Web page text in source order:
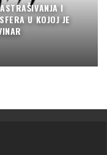
I
U KOJOJ JE